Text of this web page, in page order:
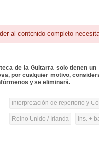
al contenido completo
de la Guitarra solo tienen
por cualquier motivo,
y se eliminará.
Interpretación de repertorio y
Reino Unido / Irlanda Ins. +